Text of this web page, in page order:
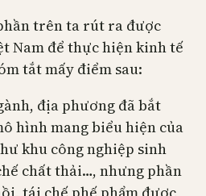
trên ta rút ra được
Nam để thực hiện kinh tế
tắt mấy điểm sau:
địa phương đã bắt
hình mang biểu hiện của
khu công nghiệp sinh
chất thải…, nhưng phần